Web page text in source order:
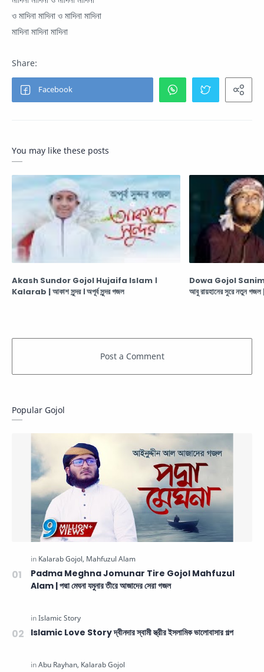
ও মাদিনা মাদিনা ও মাদিনা মাদিনা
মাদিনা মাদিনা মাদিনা
You may like these posts
Akash Sundor Gojol Hujaifa Islam ।
Kalarab | আকাশ সুন্দর । অপূর্ব সুন্দর গজল
Dowa Gojol
আবু রায়হানের সুরে নতুন গজল
Popular Gojol
Padma Meghna Jomunar Tire Gojol Mahfuzul
Alam | পদ্মা মেঘনা যমুনার তীরে আজাদের সেরা গজল
Islamic Love Story দ্বীনদার স্বামী স্ত্রীর ইসলামিক ভালোবাসার গল্প